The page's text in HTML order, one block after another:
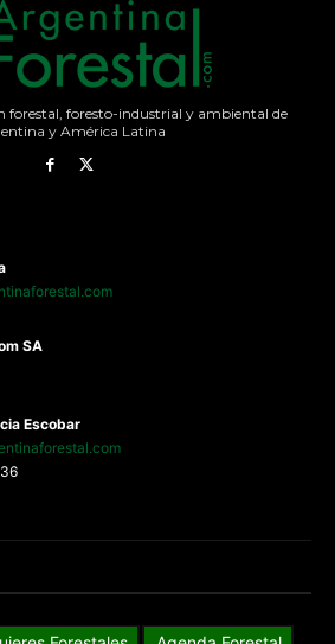
forestal, foresto-industrial y ambiental de
y América Latina
SA
Escobar